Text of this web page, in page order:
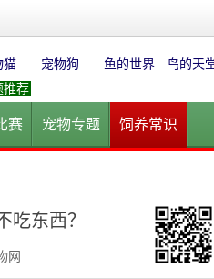
猫 宠物狗 鱼的世界
鸟的天
推荐
赛 宠物专题 饲养常识
吃东西？
网